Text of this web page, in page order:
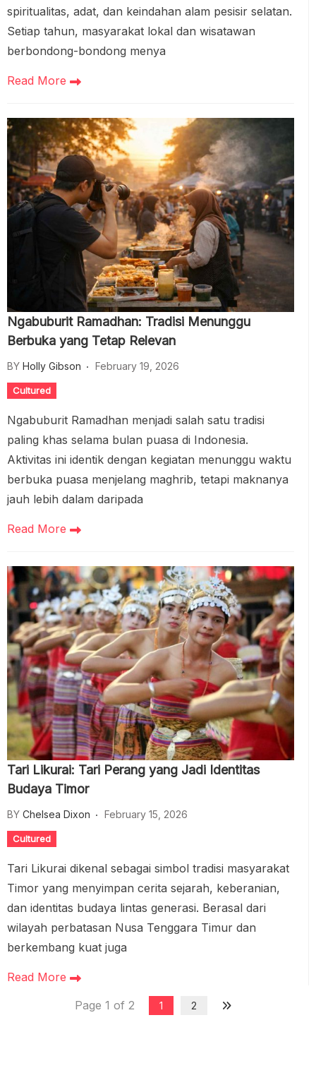
spiritualitas, adat, dan keindahan alam pesisir selatan.
Setiap tahun, masyarakat lokal dan wisatawan
berbondong-bondong menya
Read More
Ngabuburit Ramadhan: Tradisi Menunggu
Berbuka yang Tetap Relevan
BY Holly Gibson February 19, 2026
Cultured
Ngabuburit Ramadhan menjadi salah satu tradisi
paling khas selama bulan puasa di Indonesia.
Aktivitas ini identik dengan kegiatan menunggu waktu
berbuka puasa menjelang maghrib, tetapi maknanya
jauh lebih dalam daripada
Read More
Tari Likurai: Tari Perang yang Jadi Identitas
Budaya Timor
BY Chelsea Dixon February 15, 2026
Cultured
Tari Likurai dikenal sebagai simbol tradisi masyarakat
Timor yang menyimpan cerita sejarah, keberanian,
dan identitas budaya lintas generasi. Berasal dari
wilayah perbatasan Nusa Tenggara Timur dan
berkembang kuat juga
Read More
Page 1 of 2
1 2